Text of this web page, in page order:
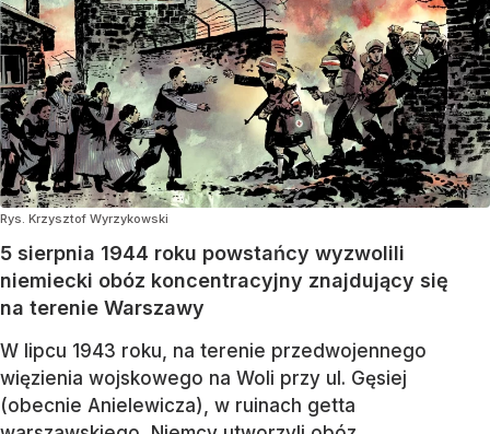
Rys. Krzysztof Wyrzykowski
5 sierpnia 1944 roku powstańcy wyzwolili
niemiecki obóz koncentracyjny znajdujący się
na terenie Warszawy
W lipcu 1943 roku, na terenie przedwojennego
więzienia wojskowego na Woli przy ul. Gęsiej
(obecnie Anielewicza), w ruinach getta